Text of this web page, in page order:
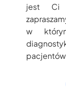
jest Ci
w